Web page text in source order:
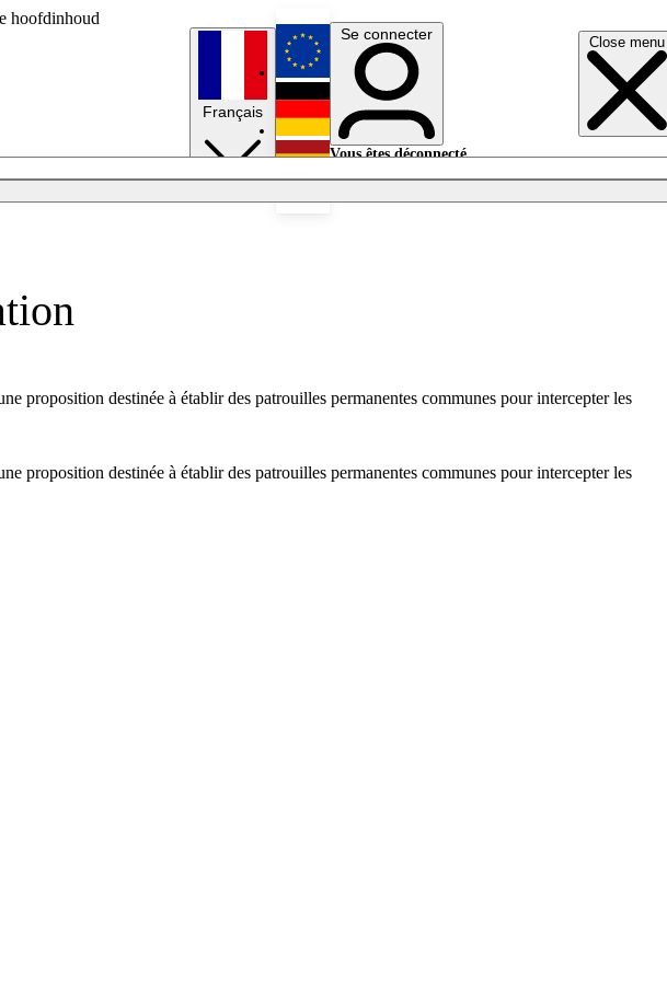
hoofdinhoud
Close menu
Français
English
Deutsch
Se connecter
Vous êtes déconnecté.
proposition destinée à établir des patrouilles permanentes communes pour intercepter les
proposition destinée à établir des patrouilles permanentes communes pour intercepter les